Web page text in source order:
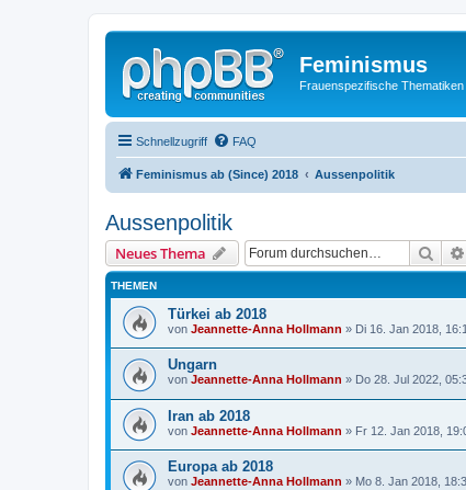
Feminismus
Frauenspezifische
Schnellzugriff FAQ
Feminismus ab (Since) 2018 Aussenpolitik
Aussenpolitik
Neues Thema Suche
THEMEN
Türkei ab 2018
von Jeannette-Anna Hollmann » Di 16. Jan 2018,
Ungarn
von Jeannette-Anna Hollmann » Do 28. Jul 2022,
Iran ab 2018
von Jeannette-Anna Hollmann » Fr 12. Jan 2018,
Europa ab 2018
von Jeannette-Anna Hollmann » Mo 8. Jan 2018,